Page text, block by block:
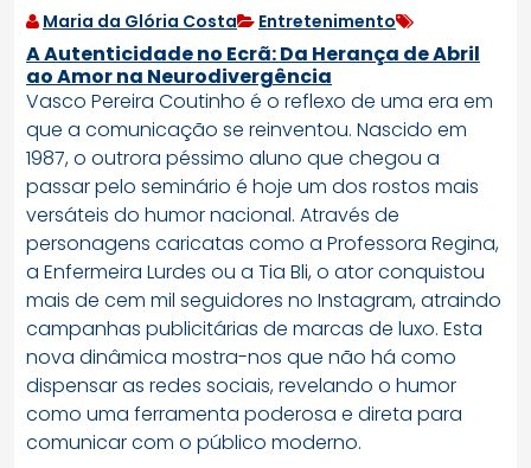
Maria da Glória Costa Entretenimento
A Autenticidade no Ecrã: Da Herança de Abril
ao Amor na Neurodivergência
Vasco Pereira Coutinho é o reflexo de uma era em
que a comunicação se reinventou. Nascido em
1987, o outrora péssimo aluno que chegou a
passar pelo seminário é hoje um dos rostos mais
versáteis do humor nacional. Através de
personagens caricatas como a Professora Regina,
a Enfermeira Lurdes ou a Tia Bli, o ator conquistou
mais de cem mil seguidores no Instagram, atraindo
campanhas publicitárias de marcas de luxo. Esta
nova dinâmica mostra-nos que não há como
dispensar as redes sociais, revelando o humor
como uma ferramenta poderosa e direta para
comunicar com o público moderno.